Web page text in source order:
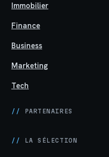
Immobilier
Finance
Business
Marketing
Tech
// PARTENAIRES
// LA SÉLECTION